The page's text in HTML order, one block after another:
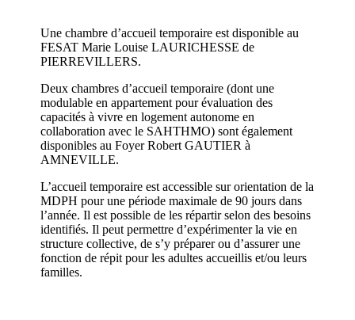
Une chambre d’accueil temporaire est disponible au
FESAT Marie Louise LAURICHESSE de
PIERREVILLERS.
Deux chambres d’accueil temporaire (dont une
modulable en appartement pour évaluation des
capacités à vivre en logement autonome en
collaboration avec le SAHTHMO) sont également
disponibles au Foyer Robert GAUTIER à
AMNEVILLE.
L’accueil temporaire est accessible sur orientation de la
MDPH pour une période maximale de 90 jours dans
l’année. Il est possible de les répartir selon des besoins
identifiés. Il peut permettre d’expérimenter la vie en
structure collective, de s’y préparer ou d’assurer une
fonction de répit pour les adultes accueillis et/ou leurs
familles.